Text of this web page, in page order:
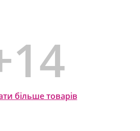
більше товарів